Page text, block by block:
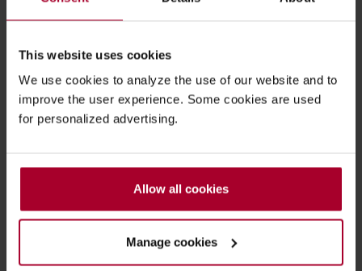
This website uses cookies
We use cookies to analyze the use of our website and to
improve the user experience. Some cookies are used
for personalized advertising.
Allow all cookies
Manage cookies
Lees het klantverhaal
Hoe werkt Tungsten AP Essentials?
(herkensoftware)
De facturen worden na binnenkomst herkent. Ze
(voorheen Kofax AP Essentials) binnen of er vindt een
upload vanuit een lokale map plaats. Direct na het
uploaden (en soms nog na het scannen) vindt binnen
binnengekomen facturen (papier, mail/PDF,